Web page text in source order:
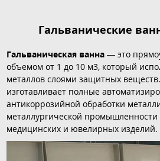
Гальванические
Гальваническая ванна — это
объемом от 1 до 10 м3, который
металлов слоями защитных
изготавливает полные
антикоррозийной обработки
металлургической промышленности
медицинских и ювелирных изделий.